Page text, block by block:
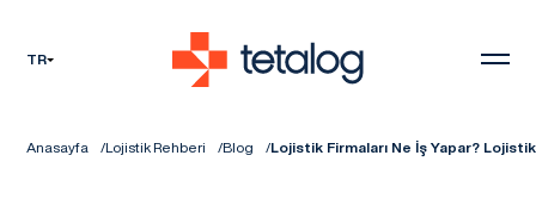
TR
Anasayfa Lojistik Rehberi Blog Lojistik Firmaları Ne İş Yapar?